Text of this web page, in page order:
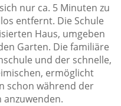
nur ca. 5 Minuten zu
entfernt. Die Schule
Haus, umgeben
Garten. Die familiäre
und der schnelle,
ermöglicht
schon während der
anzuwenden.